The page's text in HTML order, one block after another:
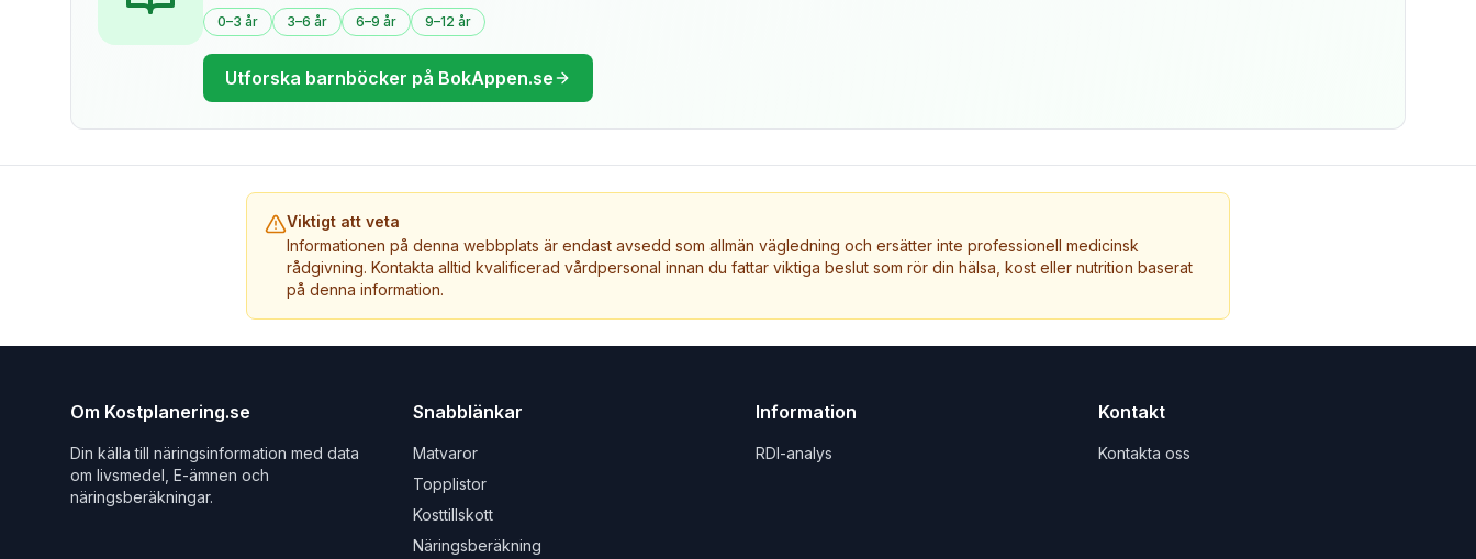
0–3 år 3–6 år 6–9 år 9–12 år
Utforska barnböcker på BokAppen.se
Viktigt att veta
Informationen på denna webbplats är endast avsedd som allmän vägledning och ersätter inte professionell medicinsk
rådgivning. Kontakta alltid kvalificerad vårdpersonal innan du fattar viktiga beslut som rör din hälsa, kost eller nutrition baserat
på denna information.
Om Kostplanering.se
Din källa till näringsinformation med data
om livsmedel, E-ämnen och
näringsberäkningar.
Snabblänkar
Matvaror
Topplistor
Kosttillskott
Näringsberäkning
Information
RDI-analys
Kontakt
Kontakta oss